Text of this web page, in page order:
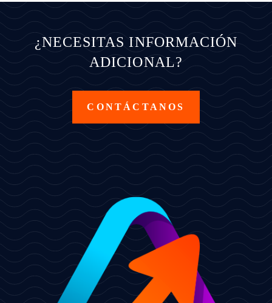
¿NECESITAS INFORMACIÓN
ADICIONAL?
CONTÁCTANOS